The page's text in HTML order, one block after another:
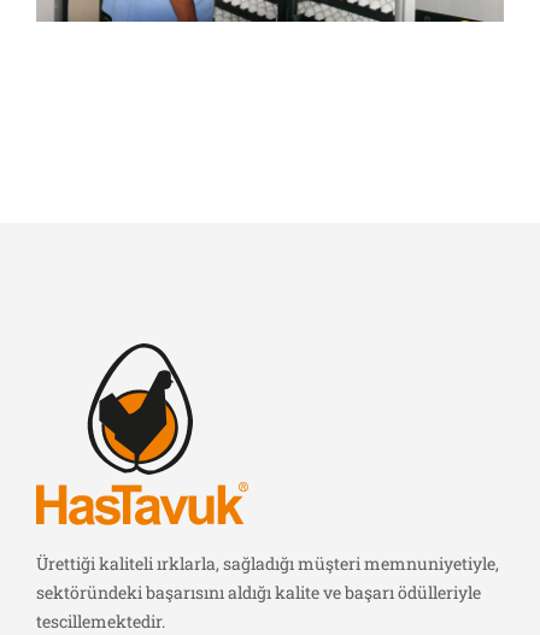
Ürettiği kaliteli ırklarla, sağladığı müşteri memnuniyetiyle,
sektöründeki başarısını aldığı kalite ve başarı ödülleriyle
tescillemektedir.